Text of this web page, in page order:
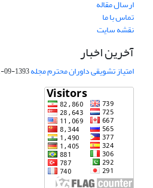
ارسال مقاله
تماس با ما
نقشه سایت
آخرین اخبار
امتیاز تشویقی داوران محترم مجله1393-09-01